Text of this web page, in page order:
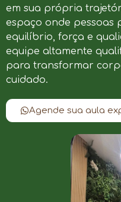
em sua própria
espaço onde pessoas
equilíbrio, força e
equipe altamente
para transformar
cuidado.
Agende sua aula